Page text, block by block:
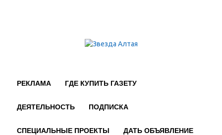
РЕКЛАМА ГДЕ КУПИТЬ ГАЗЕТУ
ДЕЯТЕЛЬНОСТЬ ПОДПИСКА
СПЕЦИАЛЬНЫЕ ПРОЕКТЫ ДАТЬ ОБЪЯВЛЕНИЕ